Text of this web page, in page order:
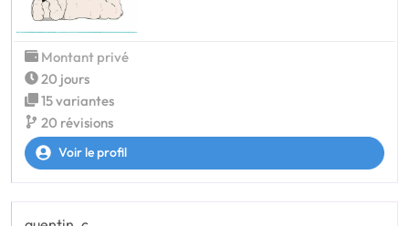
Montant privé
20 jours
15 variantes
20 révisions
Voir le profil